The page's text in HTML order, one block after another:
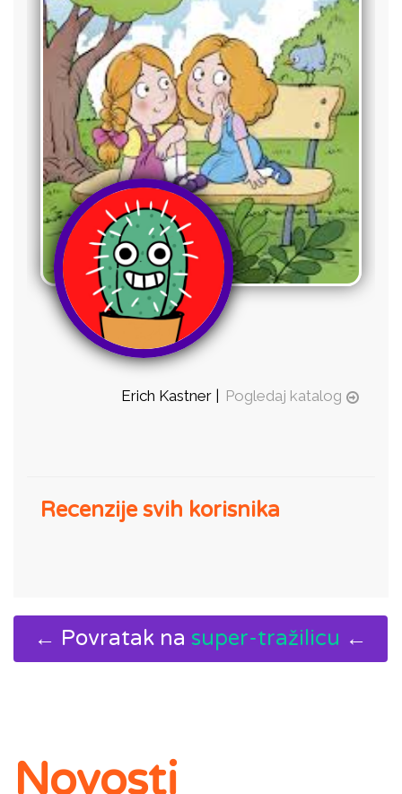
Erich Kastner | Pogledaj katalog
Recenzije svih korisnika
← Povratak na super-tražilicu ←
Novosti